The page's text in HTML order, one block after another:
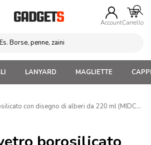
AccountCarrello
LANYARD MAGLIETTE
con disegno di alberi da 220 ml